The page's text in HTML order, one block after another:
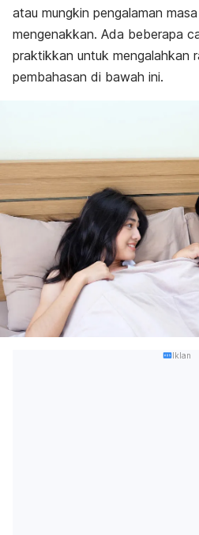
atau mungkin pengalaman
mengenakkan. Ada beberapa
praktikkan untuk mengalahkan
pembahasan di bawah ini.
Iklan